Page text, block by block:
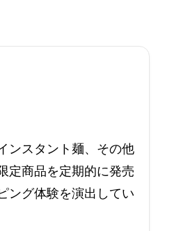
ンスタント麺、その他
定商品を定期的に発売
ング体験を演出してい